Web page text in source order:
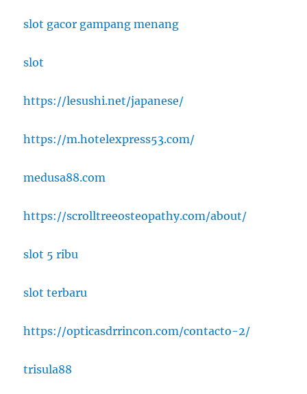
slot gacor gampang menang
slot
https://lesushi.net/japanese/
https://m.hotelexpress53.com/
medusa88.com
https://scrolltreeosteopathy.com/about/
slot 5 ribu
slot terbaru
https://opticasdrrincon.com/contacto-2/
trisula88